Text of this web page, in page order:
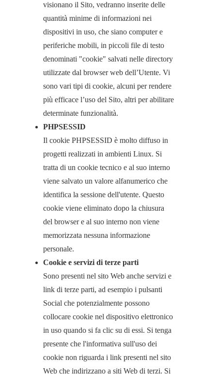
visionano il Sito, vedranno inserite delle
quantità minime di informazioni nei
dispositivi in uso, che siano computer e
periferiche mobili, in piccoli file di testo
denominati "cookie" salvati nelle directory
utilizzate dal browser web dell’Utente. Vi
sono vari tipi di cookie, alcuni per rendere
più efficace l’uso del Sito, altri per abilitare
determinate funzionalità.
PHPSESSID
Il cookie PHPSESSID è molto diffuso in
progetti realizzati in ambienti Linux. Si
tratta di un cookie tecnico e al suo interno
viene salvato un valore alfanumerico che
identifica la sessione dell'utente. Questo
cookie viene eliminato dopo la chiusura
del browser e al suo interno non viene
memorizzata nessuna informazione
personale.
Cookie e servizi di terze parti
Sono presenti nel sito Web anche servizi e
link di terze parti, ad esempio i pulsanti
Social che potenzialmente possono
collocare cookie nel dispositivo elettronico
in uso quando si fa clic su di essi. Si tenga
presente che l'informativa sull'uso dei
cookie non riguarda i link presenti nel sito
Web che indirizzano a siti Web di terzi. Si